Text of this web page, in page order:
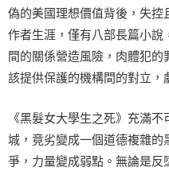
偽的美國理想價值背後，失控
作者生涯，僅有八部長篇小
間的關係營造風險，肉體犯
該提供保護的機構間的對立，
《黑髮女大學生之死》充滿
城，竟劣變成一個道德複雜的
爭，力量變成弱點。無論是反